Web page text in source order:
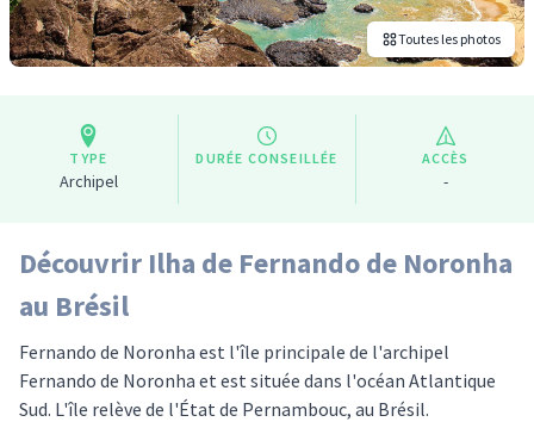
Toutes les photos
TYPE
Archipel
DURÉE CONSEILLÉE ACCÈS
-
Découvrir Ilha de Fernando de Noronha
au Brésil
Fernando de Noronha est l'île principale de l'archipel
Fernando de Noronha et est située dans l'océan Atlantique
Sud. L'île relève de l'État de Pernambouc, au Brésil.